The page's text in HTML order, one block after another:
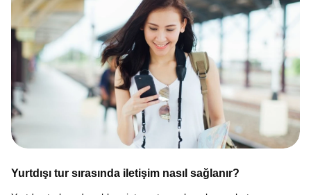
Yurtdışı tur sırasında iletişim nasıl sağlanır?